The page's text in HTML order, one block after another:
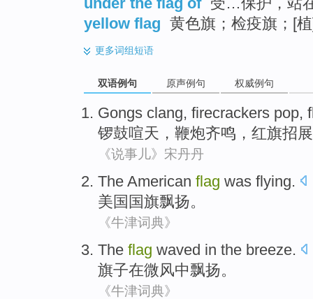
yellow flag 黄色旗；检疫旗；[
更多词组短语
双语例句 原声例句 权威例句
Gongs clang, firecrackers pop,
锣鼓喧天 ， 鞭炮齐鸣 ， 红旗招展
《说事儿》宋丹丹
The American flag was flying.
美国 国旗飘扬。
《牛津词典》
The flag waved in the breeze.
旗子在微风中飘扬。
《牛津词典》